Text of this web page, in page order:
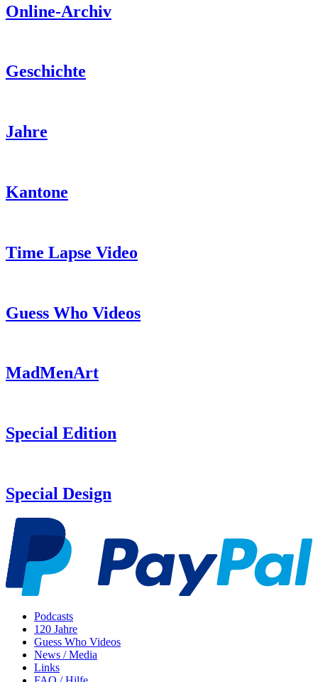
Online-Archiv
Geschichte
Jahre
Kantone
Time Lapse Video
Guess Who Videos
MadMenArt
Special Edition
Special Design
Podcasts
120 Jahre
Guess Who Videos
News / Media
Links